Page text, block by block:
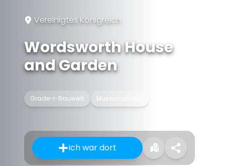
Vereinigtes Königreich
Wordsworth House
and Garden
Grade-I-Bauwerk Museumshaus
Ich war dort